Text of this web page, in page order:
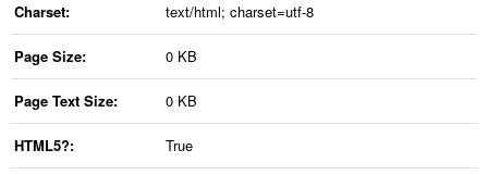
Charset: text/html; charset=utf-8
Page Size: 0 KB
Page Text Size: 0 KB
HTML5?: True